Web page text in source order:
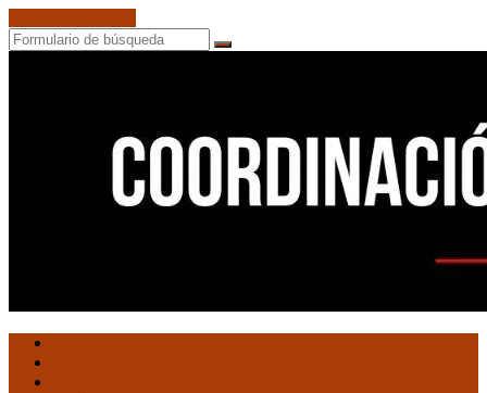
Buscar
Núcleos
Comunistas